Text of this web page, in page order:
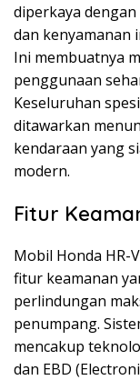
diperkaya
dan kenyamanan
Ini membuatnya
penggunaan
Keseluruhan
ditawarkan
kendaraan yang
modern.
Fitur
Mobil Honda HR-
fitur keamanan
perlindungan
penumpang.
mencakup
dan EBD